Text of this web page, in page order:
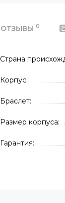
ОТЗЫВЫ 0
Страна
Корпус
Браслет
Размер корпуса
Гарантия